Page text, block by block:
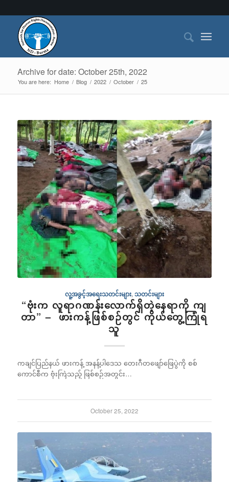
Archive for date: October 25th, 2022
You are here: Home / Blog / 2022 / October / 25
လူ့အခွင့်အရေးသတင်းများ,သတင်းများ
“ဗုံးက လူရာဂဏန်းလောက်ရှိတဲ့နေရာကို ကျ
တာ” – ဖားကန့်ဖြစ်စဉ်တွင် ကိုယ်တွေ့ကြုံရ
သူ
ကချင်ပြည်နယ် ဖားကန့် အနန့်ပါဒေသ တေးဂီတဖျော်ဖြေပွဲကို စစ်
ကောင်စီက ဗုံးကြဲသည့် ဖြစ်စဉ်အတွင်း…
October 25, 2022